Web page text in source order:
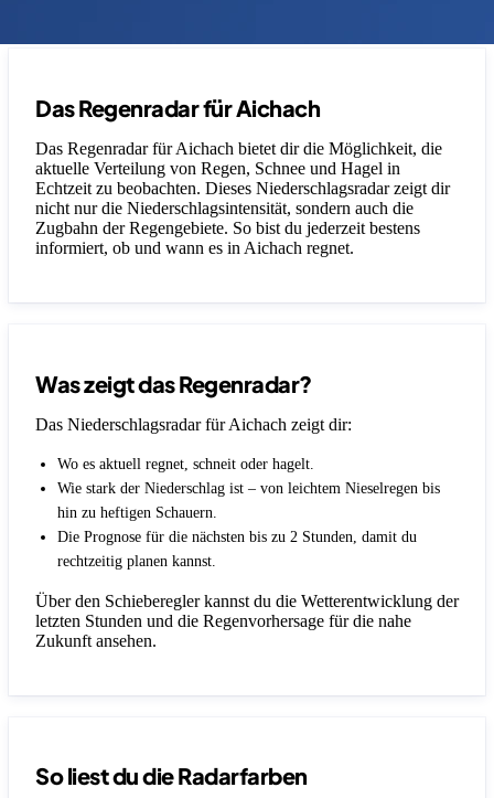
Das Regenradar für Aichach
Das Regenradar für Aichach bietet dir die Möglichkeit, die
aktuelle Verteilung von Regen, Schnee und Hagel in
Echtzeit zu beobachten. Dieses Niederschlagsradar zeigt dir
nicht nur die Niederschlagsintensität, sondern auch die
Zugbahn der Regengebiete. So bist du jederzeit bestens
informiert, ob und wann es in Aichach regnet.
Was zeigt das Regenradar?
Das Niederschlagsradar für Aichach zeigt dir:
Wo es aktuell regnet, schneit oder hagelt.
Wie stark der Niederschlag ist – von leichtem Nieselregen bis
hin zu heftigen Schauern.
Die Prognose für die nächsten bis zu 2 Stunden, damit du
rechtzeitig planen kannst.
Über den Schieberegler kannst du die Wetterentwicklung der
letzten Stunden und die Regenvorhersage für die nahe
Zukunft ansehen.
So liest du die Radarfarben